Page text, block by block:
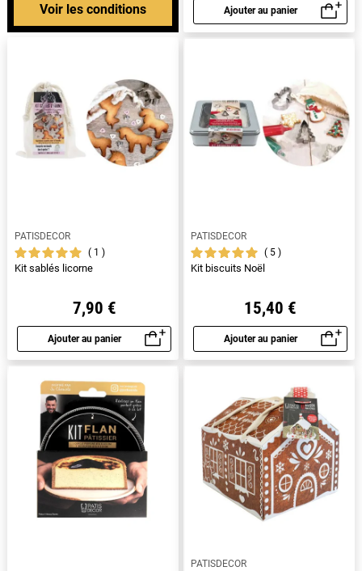
Voir les conditions Ajouter au panier
Aperçu rapide
PATISDECOR
1
Kit sablés licorne
7,90 €
Ajouter au panier
Aperçu rapide
PATISDECOR
5
Kit biscuits Noël
15,40 €
Ajouter au panier
Aperçu rapide
PATISDECOR